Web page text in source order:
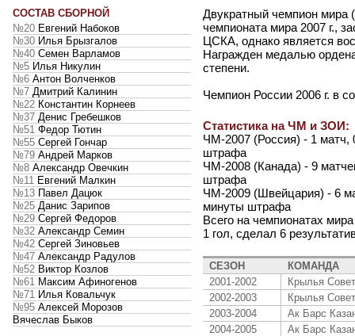
Двукратный чемпион мира
чемпионата мира 2007 г.,
ЦСКА, однако является
Награжден медалью
степени.
Чемпион России 2006 г. в
Статистика на ЧМ и ЗОИ:
ЧМ-2007 (Россия) - 1 матч,
штрафа
ЧМ-2008 (Канада) - 9
штрафа
ЧМ-2009 (Швейцария) - 6
минуты штрафа
Всего на чемпионатах
1 гол, сделал 6
СЕЗОН
КОМАНДА
2001-2002
Крылья
2002-2003
Крылья
2003-2004
Ак Барс
2004-2005
Ак Барс
СОСТАВ СБОРНОЙ
№20 Евгений Набоков
№30 Илья Брызгалов
№40 Семен Варламов
№5 Илья Никулин
№6 Антон Волченков
№7 Дмитрий Калинин
№22 Константин Корнеев
№37 Денис Гребешков
№51 Федор Тютин
№55 Сергей Гончар
№79 Андрей Марков
№8 Александр Овечкин
№11 Евгений Малкин
№13 Павел Дацюк
№25 Данис Зарипов
№29 Сергей Федоров
№32 Александр Семин
№42 Сергей Зиновьев
№47 Александр Радулов
№52 Виктор Козлов
№61 Максим Афиногенов
№71 Илья Ковальчук
№95 Алексей Морозов
Вячеслав Быков